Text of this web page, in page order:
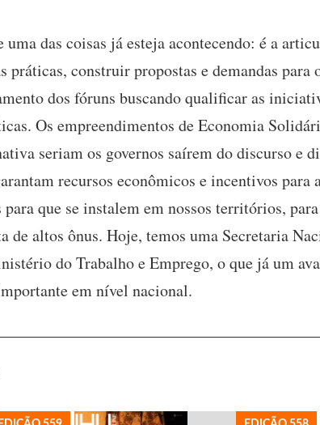
das coisas já esteja acontecendo: é a
práticas, construir propostas e demandas
dos fóruns buscando qualificar as
Os empreendimentos de Economia
seriam os governos saírem do discurso e
recursos econômicos e incentivos
que se instalem em nossos territórios,
de altos ônus. Hoje, temos uma Secretaria
do Trabalho e Emprego, o que já um
em nível nacional.